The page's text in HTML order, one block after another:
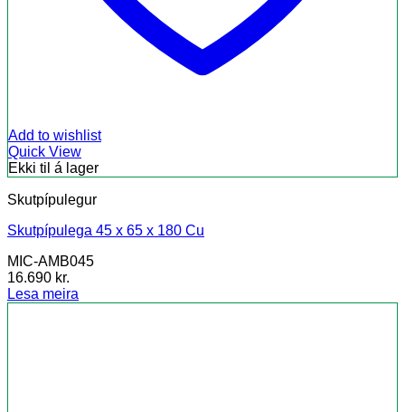
Add to wishlist
Quick View
Ekki til á lager
Skutpípulegur
Skutpípulega 45 x 65 x 180 Cu
MIC-AMB045
16.690 kr.
Lesa meira